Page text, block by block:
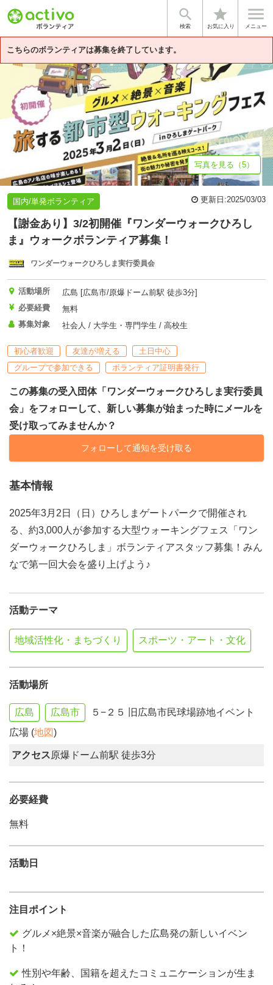

検索
star
お気に入り

メニュー
こちらのボランティアは募集を終了しています。
基本情報 募集詳細 団体情報
写真を見る（5）
国内/単発ボランティア 更新日:2025/03/03
【謝金あり】3/2初開催『ワンダーウォークひろし
ま』ウォークボランティア募集！
ワンダーウォークひろしま実行委員会
活動場所
広島 [広島市/原爆ドーム前駅 徒歩3分]
必要経費
無料
募集対象
社会人 / 大学生・専門学生 / 高校生
初心者歓迎 友達が増える
土日中心
グループで参加できる
ボランティア証明書発行
この募集の受入団体「ワンダーウォークひろしま実行委員
会」をフォローして、新しい募集が始まった時にメールを
受け取ってみませんか？
フォローして通知を受け取る
基本情報
2025年3月2日（日）ひろしまゲートパークで開催され
る、約3,000人が参加する大型ウォーキングフェス「ワン
ダーウォークひろしま」ボランティアスタッフ募集！みん
なで第一回大会を盛り上げよう♪
活動テーマ
地域活性化・まちづくり スポーツ・アート・文化
活動場所
広島 広島市
５−２５ 旧広島市民球場跡地イベント
広場 (地図)
アクセス原爆ドーム前駅 徒歩3分
必要経費
無料
活動日
注目ポイント
グルメ×絶景×音楽が融合した広島発の新しいイベン
ト！
性別や年齢、国籍を超えたコミュニケーションが生ま